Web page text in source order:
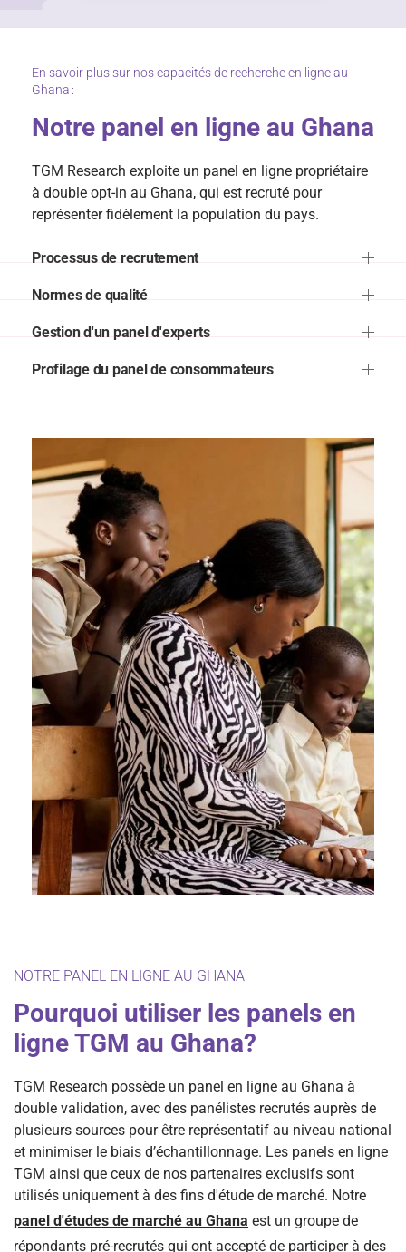
En savoir plus sur nos capacités de recherche en ligne au
Ghana :
Notre panel en ligne au Ghana
TGM Research exploite un panel en ligne propriétaire
à double opt-in au Ghana, qui est recruté pour
représenter fidèlement la population du pays.
Processus de recrutement
Normes de qualité
Gestion d'un panel d'experts
Profilage du panel de consommateurs
NOTRE PANEL EN LIGNE AU GHANA
Pourquoi utiliser les panels en
ligne TGM au Ghana?
TGM Research possède un panel en ligne au Ghana à
double validation, avec des panélistes recrutés auprès de
plusieurs sources pour être représentatif au niveau national
et minimiser le biais d’échantillonnage. Les panels en ligne
TGM ainsi que ceux de nos partenaires exclusifs sont
utilisés uniquement à des fins d'étude de marché. Notre
panel d'études de marché au Ghana est un groupe de
répondants pré-recrutés qui ont accepté de participer à des